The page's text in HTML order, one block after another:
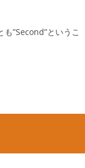
”Second”というこ